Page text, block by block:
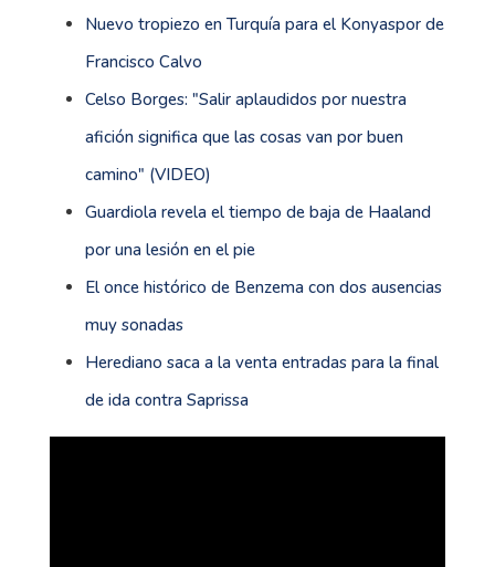
Nuevo tropiezo en Turquía para el Konyaspor de
Francisco Calvo
Celso Borges: "Salir aplaudidos por nuestra
afición significa que las cosas van por buen
camino" (VIDEO)
Guardiola revela el tiempo de baja de Haaland
por una lesión en el pie
El once histórico de Benzema con dos ausencias
muy sonadas
Herediano saca a la venta entradas para la final
de ida contra Saprissa